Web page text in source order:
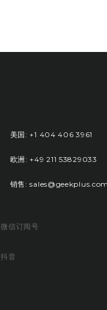
美国: +1 404 406 3961
欧洲: +49 211 53829033
销售: sales@geekplus.com
微信订阅号
抖音